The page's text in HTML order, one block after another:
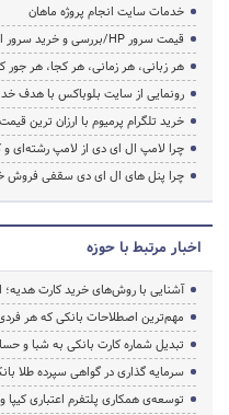
خدمات سایت انجام پروژه ماهان
قیمت سرور HP/بررسی و خرید سرور اچ پی
هر زبانی، هر زمانی، هر کجا، هر جور
رونمایی از سایت بلوباکس با هدف
خرید تلگرام پرمیوم با ارزان ترین قیمت
چرا لامپ ال ای دی از لامپ رشته‌ای
چرا پنل های ال ای دی سقفی فروش
اخبار مرتبط با حوزه
آشنایی با روش‌های خرید کارت هدیه؛
مهم‌ترین اصطلاحات بانکی که هر فردی
تبدیل شماره کارت بانکی به شبا و
سرمایه گذاری در گواهی سپرده طلا
توسعه‌ی همکاری‌ پلتفرم اعتباری